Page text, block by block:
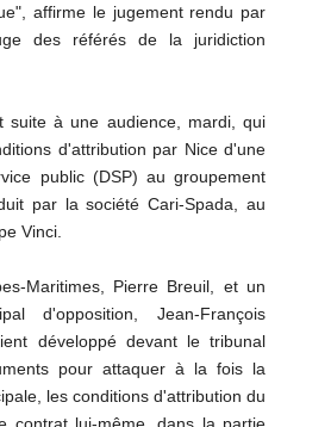
affirme le jugement rendu par
des référés de la juridiction
suite à une audience, mardi, qui
d'attribution par Nice d'une
public (DSP) au groupement
par la société Cari-Spada, au
Vinci.
Maritimes, Pierre Breuil, et un
d'opposition, Jean-François
développé devant le tribunal
pour attaquer à la fois la
les conditions d'attribution du
contrat lui-même, dans la partie